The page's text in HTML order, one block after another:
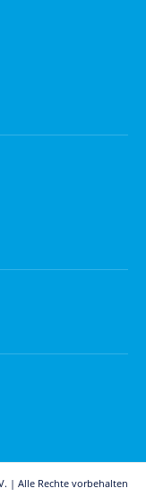
| Alle Rechte vorbehalten